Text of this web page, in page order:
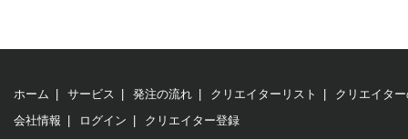
ホーム サービス 発注の流れ クリエイターリスト
クリエイタ
会社情報
ログイン
クリエイター登録